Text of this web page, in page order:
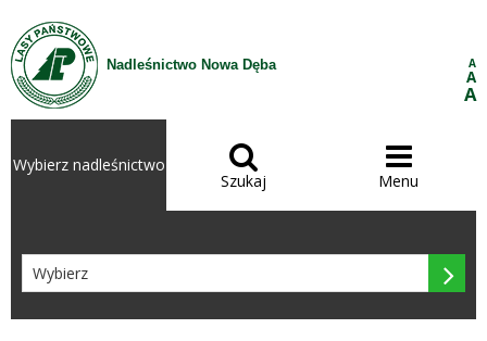
Przejdź do treści
Nadleśnictwo Nowa Dęba A
A
A
Wybierz nadleśnictwo 
Szukaj

Menu
